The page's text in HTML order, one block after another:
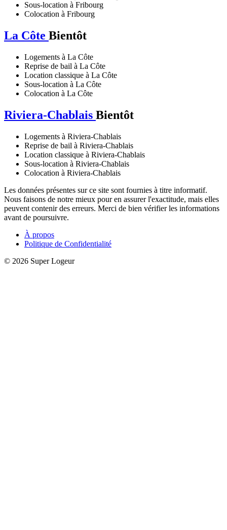
Sous-location à Fribourg
Colocation à Fribourg
La Côte Bientôt
Logements à La Côte
Reprise de bail à La Côte
Location classique à La Côte
Sous-location à La Côte
Colocation à La Côte
Riviera-Chablais Bientôt
Logements à Riviera-Chablais
Reprise de bail à Riviera-Chablais
Location classique à Riviera-Chablais
Sous-location à Riviera-Chablais
Colocation à Riviera-Chablais
Les données présentes sur ce site sont fournies à titre informatif.
Nous faisons de notre mieux pour en assurer l'exactitude, mais elles
peuvent contenir des erreurs. Merci de bien vérifier les informations
avant de poursuivre.
À propos
Politique de Confidentialité
© 2026 Super Logeur